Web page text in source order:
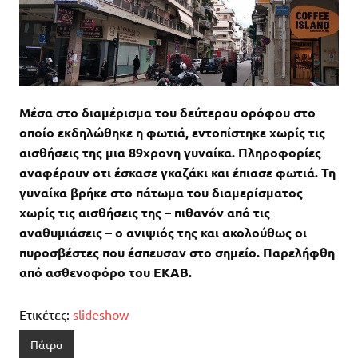
Μέσα στο διαμέρισμα του δεύτερου ορόφου στο
οποίο εκδηλώθηκε η φωτιά, εντοπίστηκε χωρίς τις
αισθήσεις της μια 89χρονη γυναίκα. Πληροφορίες
αναφέρουν οτι έσκασε γκαζάκι και έπιασε φωτιά. Τη
γυναίκα βρήκε στο πάτωμα του διαμερίσματος
χωρίς τις αισθήσεις της – πιθανόν από τις
αναθυμιάσεις – ο ανιψιός της και ακολούθως οι
πυροσβέστες που έσπευσαν στο σημείο. Παρελήφθη
από ασθενοφόρο του ΕΚΑΒ.
Ετικέτες: slideshow
Πάτρα